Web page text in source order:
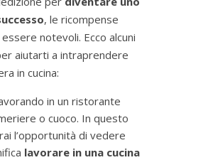
, le ricompense
notevoli. Ecco alcuni
aiutarti a intraprendere
in cucina:
in un ristorante
o cuoco. In questo
l’opportunità di vedere
lavorare in una cucina